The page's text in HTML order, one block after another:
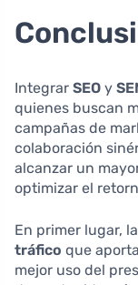
Integrar SEO y
quienes buscan
campañas de
colaboración
alcanzar un
optimizar el
En primer lugar,
tráfico que
mejor uso del